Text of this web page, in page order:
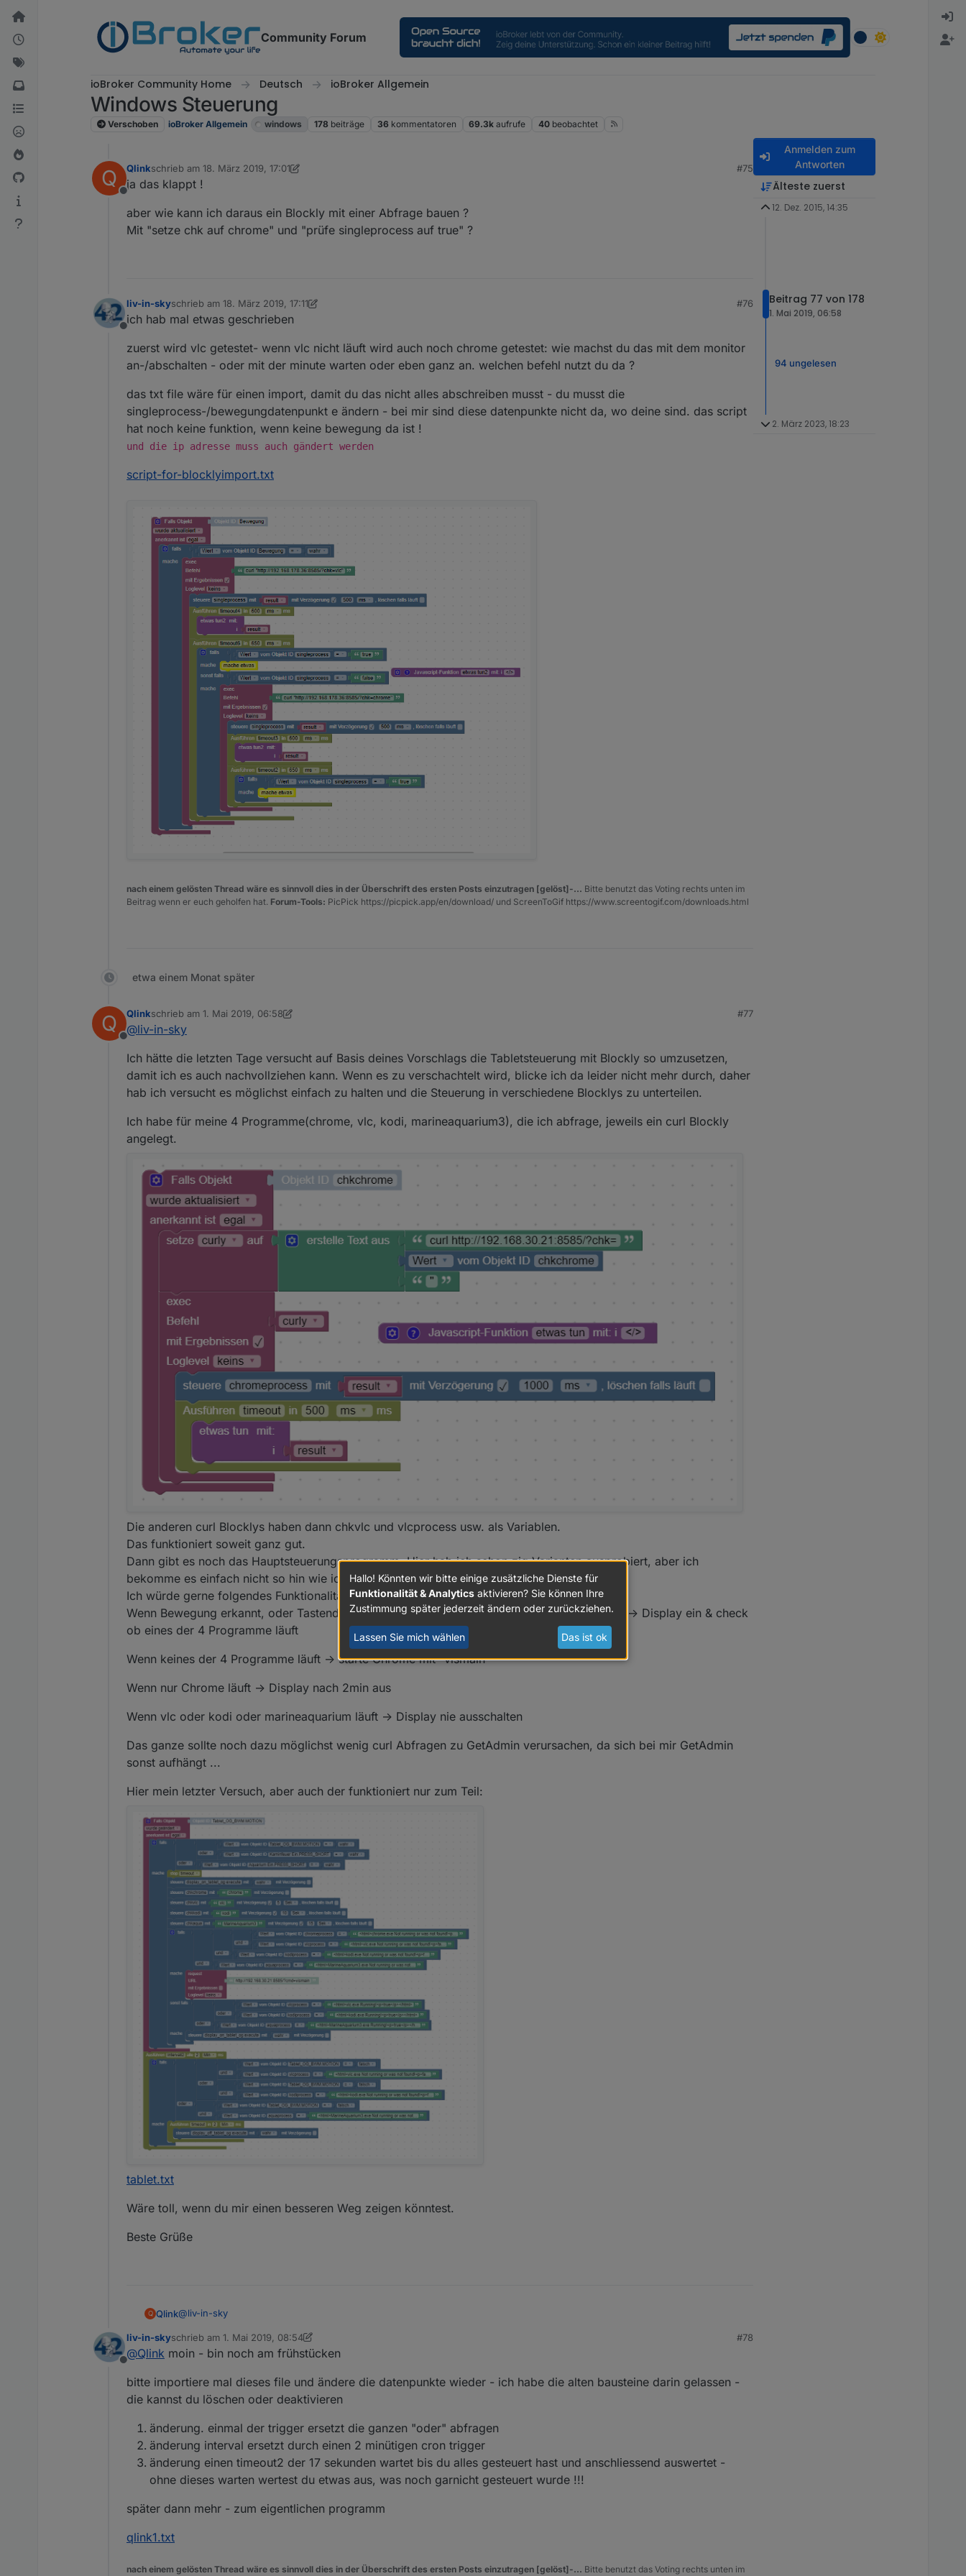
Weiter zum Inhalt
Community Forum
ioBroker Community Home Deutsch ioBroker Allgemein
Windows Steuerung
Verschoben ioBroker Allgemein windows 178 beiträge 36 kommentatoren 69.3k aufrufe 40 beobachtet
Q
Offline
Qlinkschrieb am 18. März 2019, 17:01
zuletzt editiert von Qlink
#75
ja das klappt !
aber wie kann ich daraus ein Blockly mit einer Abfrage bauen ?
Mit "setze chk auf chrome" und "prüfe singleprocess auf true" ?
Offline
liv-in-skyschrieb am 18. März 2019, 17:11
zuletzt editiert von liv-in-sky
#76
ich hab mal etwas geschrieben
zuerst wird vlc getestet- wenn vlc nicht läuft wird auch noch chrome getestet: wie machst du das mit dem monitor
an-/abschalten - oder mit der minute warten oder eben ganz an. welchen befehl nutzt du da ?
das txt file wäre für einen import, damit du das nicht alles abschreiben musst - du musst die
singleprocess-/bewegungdatenpunkt e ändern - bei mir sind diese datenpunkte nicht da, wo deine sind. das script
hat noch keine funktion, wenn keine bewegung da ist !
und die ip adresse muss auch gändert werden
script-for-blocklyimport.txt
nach einem gelösten Thread wäre es sinnvoll dies in der Überschrift des ersten Posts einzutragen [gelöst]-... Bitte benutzt das Voting rechts unten im
Beitrag wenn er euch geholfen hat. Forum-Tools: PicPick https://picpick.app/en/download/ und ScreenToGif https://www.screentogif.com/downloads.html
etwa einem Monat später
Q
Offline
Qlinkschrieb am 1. Mai 2019, 06:58
zuletzt editiert von Qlink5. Jan. 2019, 08:59
#77
@liv-in-sky
Ich hätte die letzten Tage versucht auf Basis deines Vorschlags die Tabletsteuerung mit Blockly so umzusetzen,
damit ich es auch nachvollziehen kann. Wenn es zu verschachtelt wird, blicke ich da leider nicht mehr durch, daher
hab ich versucht es möglichst einfach zu halten und die Steuerung in verschiedene Blocklys zu unterteilen.
Ich habe für meine 4 Programme(chrome, vlc, kodi, marineaquarium3), die ich abfrage, jeweils ein curl Blockly
angelegt.
Die anderen curl Blocklys haben dann chkvlc und vlcprocess usw. als Variablen.
Das funktioniert soweit ganz gut.
Dann gibt es noch das Hauptsteuerungsprogramm. Hier hab ich schon zig Varianten ausprobiert, aber ich
bekomme es einfach nicht so hin wie ich gerne möchte ... :(
Ich würde gerne folgendes Funktionalität haben:
Wenn Bewegung erkannt, oder Tastendruck auf Kaminfeuer oder Tastendruck auf Aquarium -> Display ein & check
ob eines der 4 Programme läuft
Wenn keines der 4 Programme läuft -> starte Chrome mit "vismain"
Wenn nur Chrome läuft -> Display nach 2min aus
Wenn vlc oder kodi oder marineaquarium läuft -> Display nie ausschalten
Das ganze sollte noch dazu möglichst wenig curl Abfragen zu GetAdmin verursachen, da sich bei mir GetAdmin
sonst aufhängt ...
Hier mein letzter Versuch, aber auch der funktioniert nur zum Teil:
tablet.txt
Wäre toll, wenn du mir einen besseren Weg zeigen könntest.
Beste Grüße
Q Qlink@liv-in-sky
Ich hätte die letzten Tage versucht auf Basis deines Vorschlags die Tabletsteuerung mit Blockly so umzusetzen, damit ich es
auch nachvollziehen kann. Wenn es zu verschachtelt wird, blicke ich da leider nicht mehr durch, daher hab ich versucht es
Wenn keines der 4 Programme läuft -> starte Chrome mit "vismain"
Wenn nur Chrome läuft -> Display nach 2min aus
Wenn vlc oder kodi oder marineaquarium läuft -> Display nie ausschalten
Das ganze sollte noch dazu möglichst wenig curl Abfragen zu GetAdmin verursachen, da sich bei mir GetAdmin sonst aufhängt
Hier mein letzter Versuch, aber auch der funktioniert nur zum Teil:
Offline
liv-in-skyschrieb am 1. Mai 2019, 08:54
zuletzt editiert von liv-in-sky5. Jan. 2019, 11:28
#78
@Qlink moin - bin noch am frühstücken
bitte importiere mal dieses file und ändere die datenpunkte wieder - ich habe die alten bausteine darin gelassen -
die kannst du löschen oder deaktivieren
änderung. einmal der trigger ersetzt die ganzen "oder" abfragen
änderung interval ersetzt durch einen 2 minütigen cron trigger
änderung einen timeout2 der 17 sekunden wartet bis du alles gesteuert hast und anschliessend auswertet -
ohne dieses warten wertest du etwas aus, was noch garnicht gesteuert wurde !!!
später dann mehr - zum eigentlichen programm
qlink1.txt
nach einem gelösten Thread wäre es sinnvoll dies in der Überschrift des ersten Posts einzutragen [gelöst]-... Bitte benutzt das Voting rechts unten im
Anmelden zum
Antworten
Älteste zuerst
12. Dez. 2015, 14:35
Beitrag 77 von 178
1. Mai 2019, 06:58
94 ungelesen
2. März 2023, 18:23
Hallo! Könnten wir bitte einige zusätzliche Dienste für
Funktionalität & Analytics aktivieren? Sie können Ihre
Zustimmung später jederzeit ändern oder zurückziehen.
Lassen Sie mich wählen Das ist ok